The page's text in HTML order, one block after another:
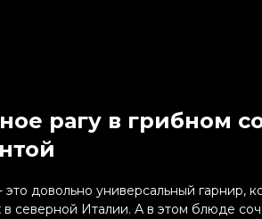
рагу в грибном
это довольно универсальный гарнир,
в северной Италии. А в этом блюде